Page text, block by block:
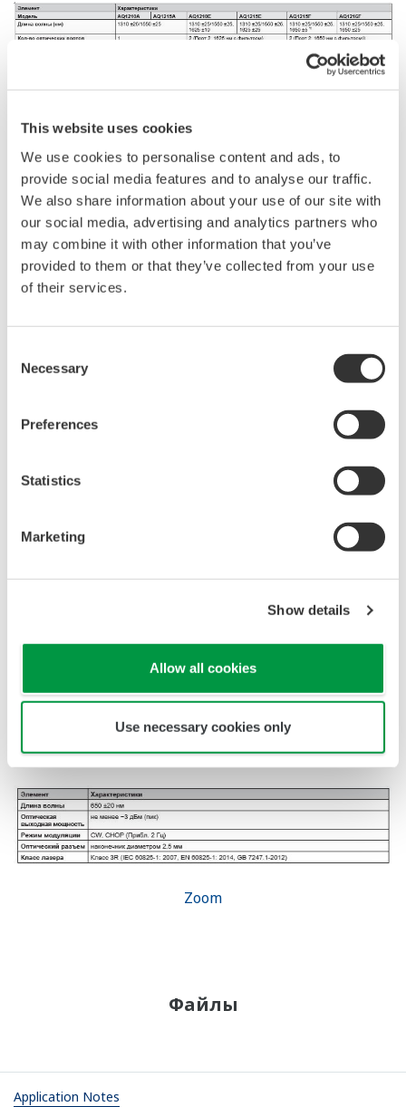
This website uses cookies
We use cookies to personalise content and ads, to
provide social media features and to analyse our traffic.
We also share information about your use of our site with
our social media, advertising and analytics partners who
may combine it with other information that you’ve
provided to them or that they’ve collected from your use
of their services.
Selection
Necessary
Preferences
Statistics
Marketing
Show details
Allow all cookies
Use necessary cookies only
Zoom
Файлы
Application Notes